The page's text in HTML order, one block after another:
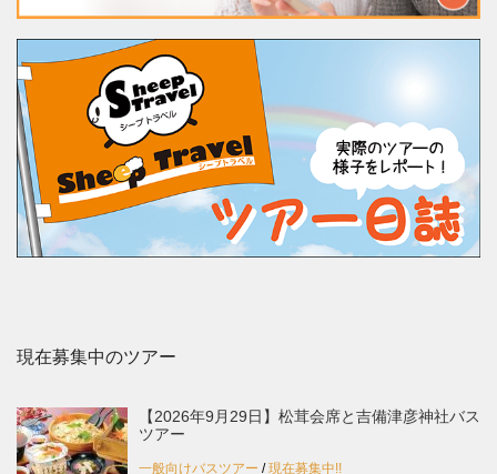
現在募集中のツアー
【2026年9月29日】松茸会席と吉備津彦神社バス
ツアー
一般向けバスツアー /現在募集中!!